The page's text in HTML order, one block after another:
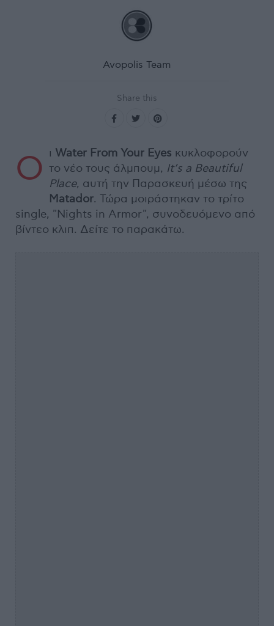
Avopolis Team
Share this
Ο ι Water From Your Eyes κυκλοφορούν
το νέο τους άλμπουμ, It’s a Beautiful
Place, αυτή την Παρασκευή μέσω της
Matador. Τώρα μοιράστηκαν το τρίτο
single, "Nights in Armor", συνοδευόμενο από
βίντεο κλιπ. Δείτε το παρακάτω.